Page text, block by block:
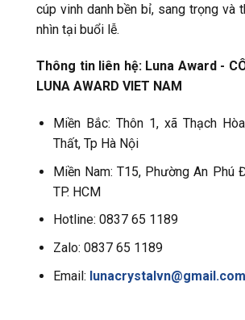
cúp vinh danh bền bỉ, sang trọng và
nhìn tại buổi lễ.
Thông tin liên hệ: Luna Award -
LUNA AWARD VIET NAM
Miền Bắc: Thôn 1, xã Thạch
Thất, Tp Hà Nội
Miền Nam: T15, Phường An Phú
TP. HCM
Hotline: 0837 65 1189
Zalo: 0837 65 1189
Email: lunacrystalvn@gmail.com